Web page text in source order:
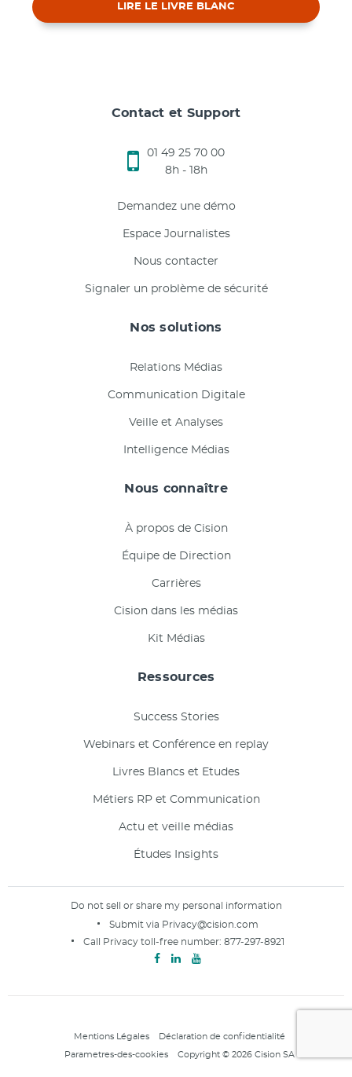
LIRE LE LIVRE BLANC
Contact et Support
01 49 25 70 00
8h - 18h
Demandez une démo
Espace Journalistes
Nous contacter
Signaler un problème de sécurité
Nos solutions
Relations Médias
Communication Digitale
Veille et Analyses
Intelligence Médias
Nous connaître
À propos de Cision
Équipe de Direction
Carrières
Cision dans les médias
Kit Médias
Ressources
Success Stories
Webinars et Conférence en replay
Livres Blancs et Etudes
Métiers RP et Communication
Actu et veille médias
Études Insights
Do not sell or share my personal information
Submit via Privacy@cision.com
Call Privacy toll-free number: 877-297-8921
Mentions Légales Déclaration de confidentialité
Parametres-des-cookies Copyright © 2026 Cision SA